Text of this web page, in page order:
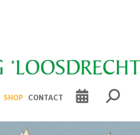
SHOP CONTACT